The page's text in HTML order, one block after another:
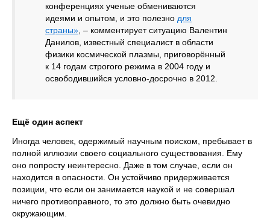
конференциях ученые обмениваются
идеями и опытом, и это полезно для
страны» , – комментирует ситуацию Валентин
Данилов, известный специалист в области
физики космической плазмы, приговорённый
к 14 годам строгого режима в 2004 году и
освободившийся условно-досрочно в 2012.
Ещё один аспект
Иногда человек, одержимый научным поиском, пребывает в
полной иллюзии своего социального существования. Ему
оно попросту неинтересно. Даже в том случае, если он
находится в опасности. Он устойчиво придерживается
позиции, что если он занимается наукой и не совершал
ничего противоправного, то это должно быть очевидно
окружающим.